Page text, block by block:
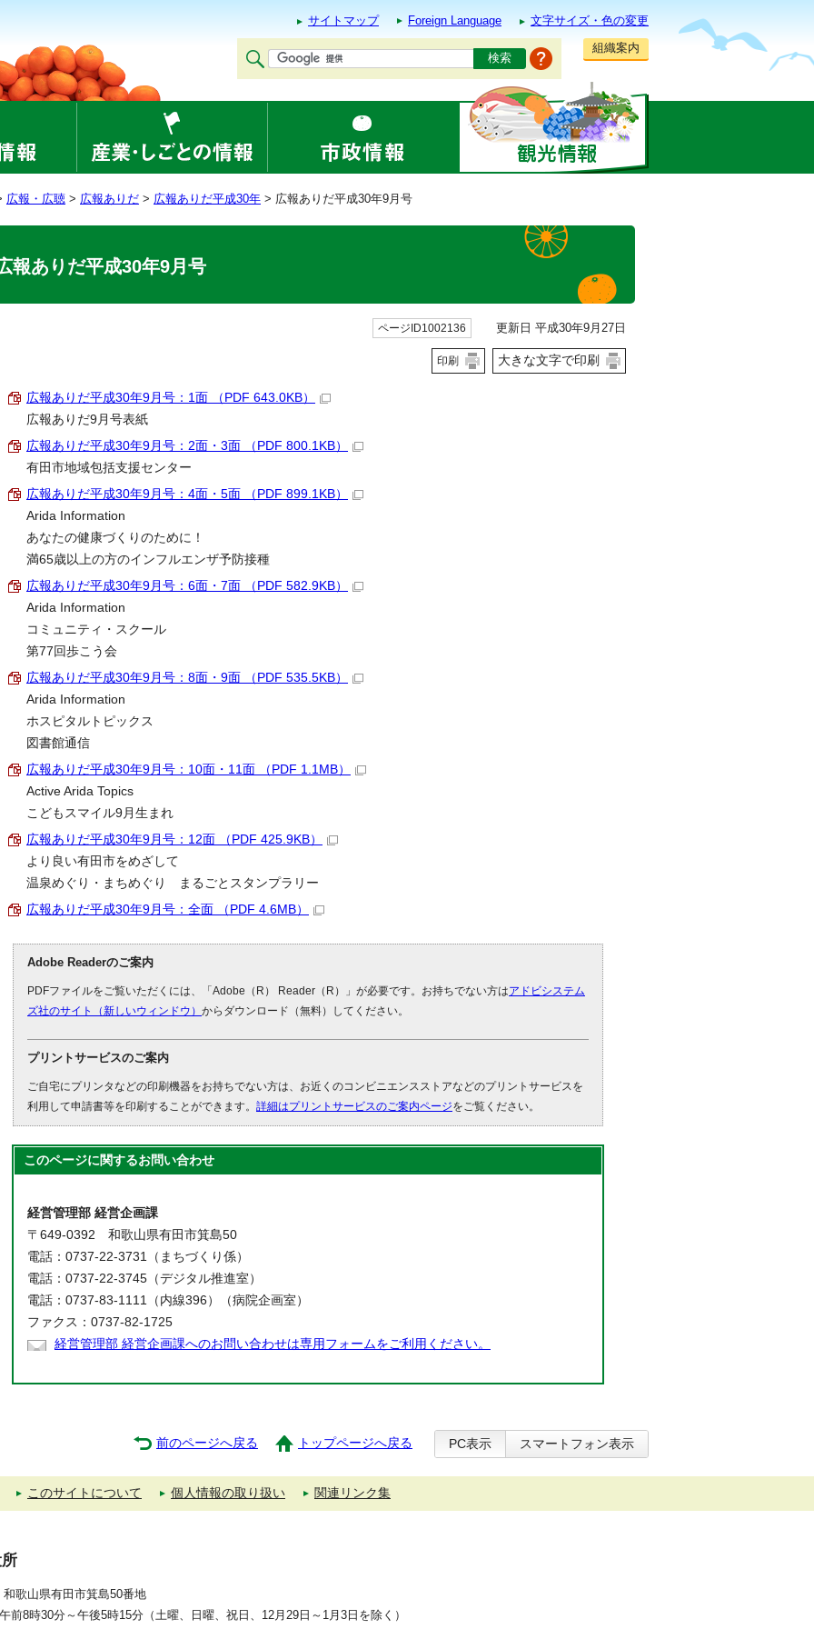
サイトマップ Foreign Language
文字サイズ・色の変更
組織案内
広報・広聴 > 広報ありだ > 広報ありだ平成30年 > 広報ありだ平成30年9月号
報ありだ平成30年9月号
ページID1002136 更新日 平成30年9月27日
印刷 大きな文字で印刷
広報ありだ平成30年9月号：1面 （PDF 643.0KB）
広報ありだ9月号表紙
広報ありだ平成30年9月号：2面・3面 （PDF 800.1KB）
有田市地域包括支援センター
広報ありだ平成30年9月号：4面・5面 （PDF 899.1KB）
Arida Information
あなたの健康づくりのために！
満65歳以上の方のインフルエンザ予防接種
広報ありだ平成30年9月号：6面・7面 （PDF 582.9KB）
Arida Information
コミュニティ・スクール
第77回歩こう会
広報ありだ平成30年9月号：8面・9面 （PDF 535.5KB）
Arida Information
ホスピタルトピックス
図書館通信
広報ありだ平成30年9月号：10面・11面 （PDF 1.1MB）
Active Arida Topics
こどもスマイル9月生まれ
広報ありだ平成30年9月号：12面 （PDF 425.9KB）
より良い有田市をめざして
温泉めぐり・まちめぐり まるごとスタンプラリー
広報ありだ平成30年9月号：全面 （PDF 4.6MB）
Adobe Readerのご案内
PDFファイルをご覧いただくには、「Adobe（R） Reader（R）」が必要です。お持ちでない方はアドビシステム
ズ社のサイト（新しいウィンドウ） からダウンロード（無料）してください。
プリントサービスのご案内
ご自宅にプリンタなどの印刷機器をお持ちでない方は、お近くのコンビニエンスストアなどのプリントサービスを
利用して申請書等を印刷することができます。 詳細はプリントサービスのご案内ページをご覧ください。
このページに関するお問い合わせ
経営管理部 経営企画課
〒649-0392 和歌山県有田市箕島50
電話：0737-22-3731（まちづくり係）
電話：0737-22-3745（デジタル推進室）
電話：0737-83-1111（内線396）（病院企画室）
ファクス：0737-82-1725
経営管理部 経営企画課へのお問い合わせは専用フォームをご利用ください。
前のページへ戻る トップページへ戻る PC表示 スマートフォン表示
このサイトについて 個人情報の取り扱い 関連リンク集
和歌山県有田市箕島50番地
前8時30分～午後5時15分（土曜、日曜、祝日、12月29日～1月3日を除く）